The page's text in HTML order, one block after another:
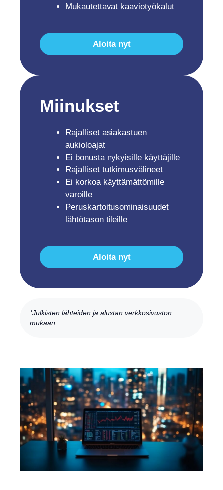
Mukautettavat kaaviotyökalut
Aloita nyt
Miinukset
Rajalliset asiakastuen
aukioloajat
Ei bonusta nykyisille käyttäjille
Rajalliset tutkimusvälineet
Ei korkoa käyttämättömille
varoille
Peruskartoitusominaisuudet
lähtötason tileille
Aloita nyt
*Julkisten lähteiden ja alustan verkkosivuston
mukaan